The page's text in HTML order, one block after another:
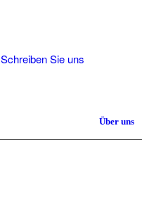
Schreiben Sie uns
Über uns